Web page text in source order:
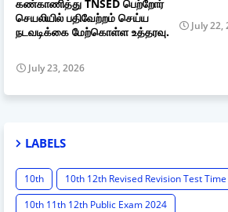
கண்காணித்து TNSED பெற்றோர்
செயலியில் பதிவேற்றம் செய்ய
நடவடிக்கை மேற்கொள்ள உத்தரவு.
July 23, 2026
July 22,
LABELS
10th
10th 12th Revised Revision Test
10th 11th 12th Public Exam 2024